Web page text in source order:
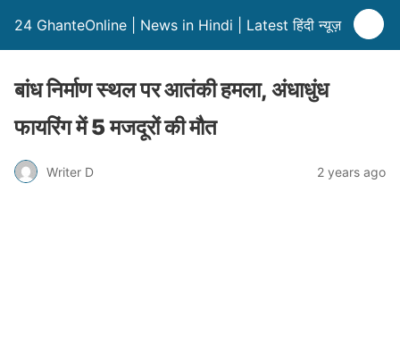
24 GhanteOnline | News in Hindi | Latest हिंदी न्यूज़
बांध निर्माण स्थल पर आतंकी हमला, अंधाधुंध
फायरिंग में 5 मजदूरों की मौत
Writer D 2 years ago